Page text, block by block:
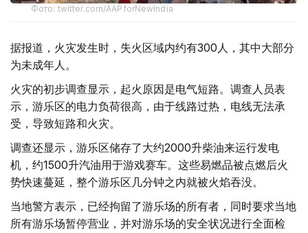
Фото: twitter.com/AAPforNewIndia
据报道，火灾发生时，失火区域内约有300人，其中大部分
为未成年人。
火灾的初步调查显示，起火原因是电气短路。调查人员表
示，游乐区的电力负荷很高，由于线路过热，电线无法承
受，导致短路和火灾。
调查还显示，游乐区储存了大约2000升柴油来运行发电
机，约1500升汽油用于游戏赛车。这些易燃品被点燃后火
势快速蔓延，整个游乐区几分钟之内就被火焰吞没。
当地警方表示，已经拘留了游乐场的所有者，同时要求当地
所有游乐场暂停营业，并对游乐场的安全状况进行全面检